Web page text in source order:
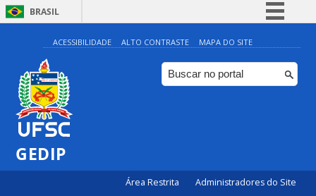
BRASIL
Simplifique!
Comunica BR
Participe
ACESSIBILIDADE ALTO CONTRASTE MAPA DO SITE
GEDIP
Área Restrita Administradores do Site